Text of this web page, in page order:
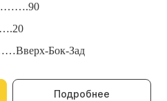
Бок-Зад
Подробнее